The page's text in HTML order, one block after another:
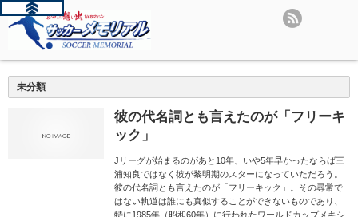
未分類
彼の代名詞とも言えたのが「フリーキ
ック」
Jリーグが始まるのがあと10年、いや5年早かったならば三
浦知良ではなく彼が黎明期のスターになっていただろう。
彼の代名詞とも言えたのが「フリーキック」。その尋常で
はない軌道は誰にも真似することができないものであり、
特に1985年（昭和60年）に行われたワールドカップメキシ